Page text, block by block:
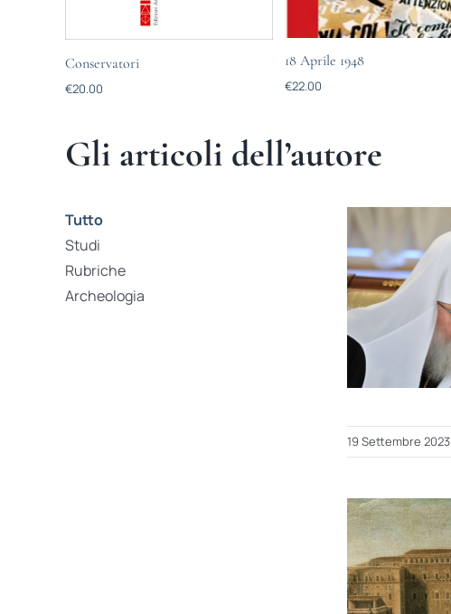
Conservatori
€20.00
18 Aprile 1948
€22.00
Gli articoli dell’autore
Tutto
Studi
Rubriche
Archeologia
19 Settembre 2023